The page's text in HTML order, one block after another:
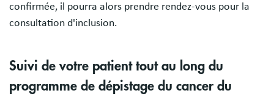
confirmée, il pourra alors prendre rendez-vous pour la
consultation d'inclusion.
Suivi de votre patient tout au long du
programme de dépistage du cancer du